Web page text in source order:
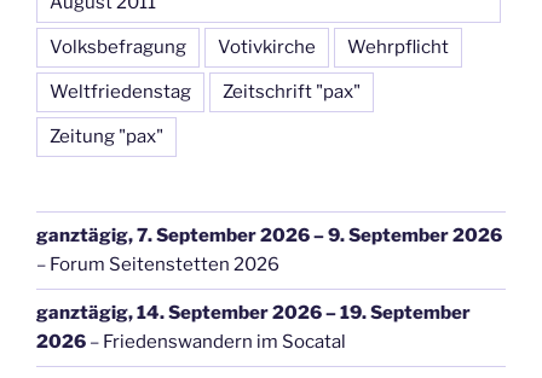
Volksbefragung Votivkirche Wehrpflicht
Weltfriedenstag Zeitschrift "pax"
Zeitung "pax"
ganztägig,7. September 2026–9. September 2026
– Forum Seitenstetten 2026
ganztägig,14. September 2026–19. September
2026 – Friedenswandern im Socatal